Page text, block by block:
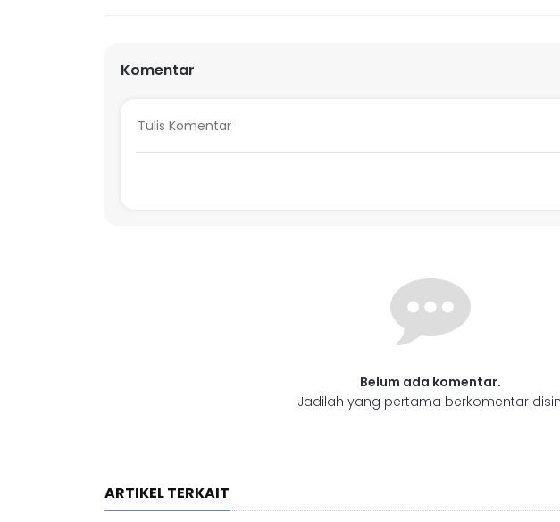
Komentar
Belum ada komentar.
Jadilah yang pertama berkomentar
ARTIKEL TERKAIT